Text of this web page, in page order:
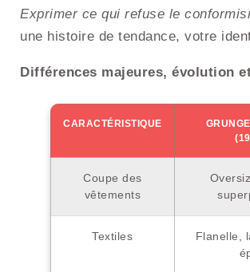
Exprimer ce qui refuse le
une histoire de tendance, votre
Différences majeures, évolution
CARACTÉRISTIQUE
Coupe des
vêtements
Textiles
Flanelle,